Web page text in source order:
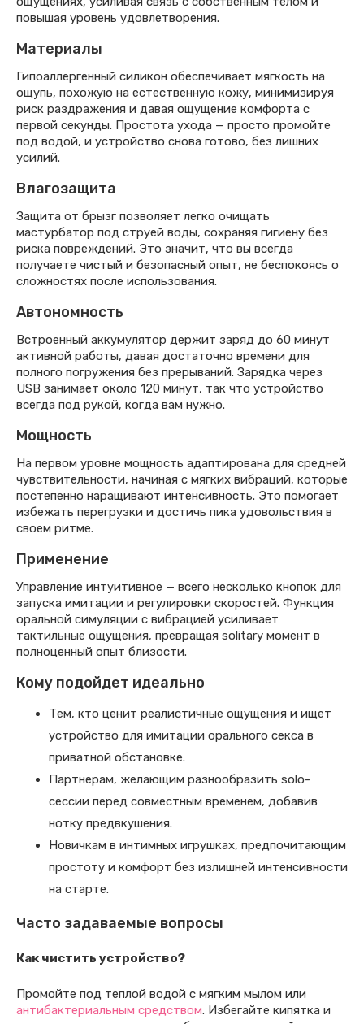
повышая уровень удовлетворения.
Материалы
Гипоаллергенный силикон обеспечивает мягкость на
ощупь, похожую на естественную кожу, минимизируя
риск раздражения и давая ощущение комфорта с
первой секунды. Простота ухода — просто промойте
под водой, и устройство снова готово, без лишних
усилий.
Влагозащита
Защита от брызг позволяет легко очищать
мастурбатор под струей воды, сохраняя гигиену без
риска повреждений. Это значит, что вы всегда
получаете чистый и безопасный опыт, не беспокоясь о
сложностях после использования.
Автономность
Встроенный аккумулятор держит заряд до 60 минут
активной работы, давая достаточно времени для
полного погружения без прерываний. Зарядка через
USB занимает около 120 минут, так что устройство
всегда под рукой, когда вам нужно.
Мощность
На первом уровне мощность адаптирована для средней
чувствительности, начиная с мягких вибраций, которые
постепенно наращивают интенсивность. Это помогает
избежать перегрузки и достичь пика удовольствия в
своем ритме.
Применение
Управление интуитивное — всего несколько кнопок для
запуска имитации и регулировки скоростей. Функция
оральной симуляции с вибрацией усиливает
тактильные ощущения, превращая solitary момент в
полноценный опыт близости.
Кому подойдет идеально
Тем, кто ценит реалистичные ощущения и ищет
устройство для имитации орального секса в
приватной обстановке.
Партнерам, желающим разнообразить solo-
сессии перед совместным временем, добавив
нотку предвкушения.
Новичкам в интимных игрушках, предпочитающим
простоту и комфорт без излишней интенсивности
на старте.
Часто задаваемые вопросы
Как чистить устройство?
Промойте под теплой водой с мягким мылом или
антибактериальным средством. Избегайте кипятка и